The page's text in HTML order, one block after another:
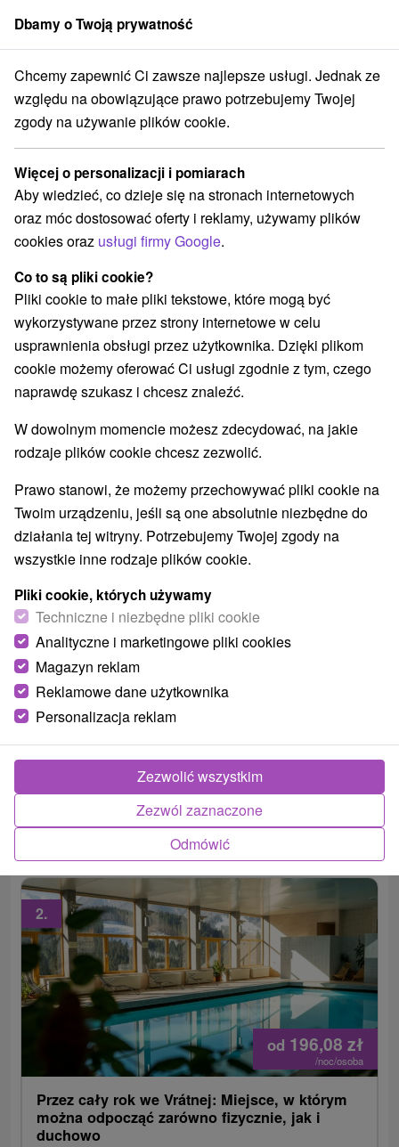
członek grupySorger
oferty na Słowacji Bony wakacyjne na Słowacji Horné Považie
Bony wakacyjne na Słowacji Horné
Považie
Kategorie
Wszystkie kategorie
Pobyty z rabatem
Wellness pobyty(10)
Romantyczne wypady(3) Pobyty dla seniorów(1)
Wakacje rodzinne(4)
Wybierz lokalizację lub datę
Najlepiej sprzedające
1.
Zrelaksuj się w magicznym otoczeniu Małej
Fatry: Pobyt z półpensjonatem i
nieograniczonym wellness
Village resort Hanuliak★★★★Belá
Od 2 Noce
Śniadanie I Kolacja
Zakwaterowanie z niepełnym wyżywieniem i
nieograniczonym dostępem do strefy wellness i
fitness. Dzieci do lat 6 nocują bezpłatnie, w cenę...
od 196,08 zł
/noc/osoba
2.
Przez cały rok we Vrátnej: Miejsce, w którym
można odpocząć zarówno fizycznie, jak i
duchowo
Dbamy o Twoją prywatność
Chcemy zapewnić Ci zawsze najlepsze usługi. Jednak ze
względu na obowiązujące prawo potrzebujemy Twojej
zgody na używanie plików cookie.
Więcej o personalizacji i pomiarach
Aby wiedzieć, co dzieje się na stronach internetowych
oraz móc dostosować oferty i reklamy, używamy plików
cookies oraz usługi firmy Google.
Co to są pliki cookie?
Pliki cookie to małe pliki tekstowe, które mogą być
wykorzystywane przez strony internetowe w celu
usprawnienia obsługi przez użytkownika. Dzięki plikom
cookie możemy oferować Ci usługi zgodnie z tym, czego
naprawdę szukasz i chcesz znaleźć.
W dowolnym momencie możesz zdecydować, na jakie
rodzaje plików cookie chcesz zezwolić.
Prawo stanowi, że możemy przechowywać pliki cookie na
Twoim urządzeniu, jeśli są one absolutnie niezbędne do
działania tej witryny. Potrzebujemy Twojej zgody na
wszystkie inne rodzaje plików cookie.
Pliki cookie, których używamy
Techniczne i niezbędne pliki cookie
Analityczne i marketingowe pliki cookies
Magazyn reklam
Reklamowe dane użytkownika
Personalizacja reklam
Odmówić
Zezwól zaznaczone
Zezwolić wszystkim